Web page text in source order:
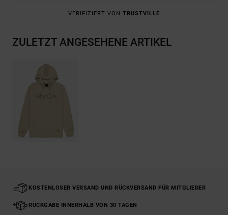
VERIFIZIERT VON TRUSTVILLE
ZULETZT ANGESEHENE ARTIKEL
KOSTENLOSER VERSAND UND RÜCKVERSAND FÜR MITGLIEDER
RÜCKGABE INNERHALB VON 30 TAGEN